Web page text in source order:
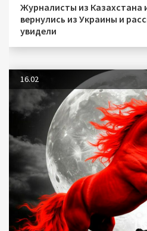
Журналисты из Казахстана
вернулись из Украины и
увидели
16.02